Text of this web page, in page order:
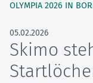
OLYMPIA 2026 IN
05.02.2026
Skimo